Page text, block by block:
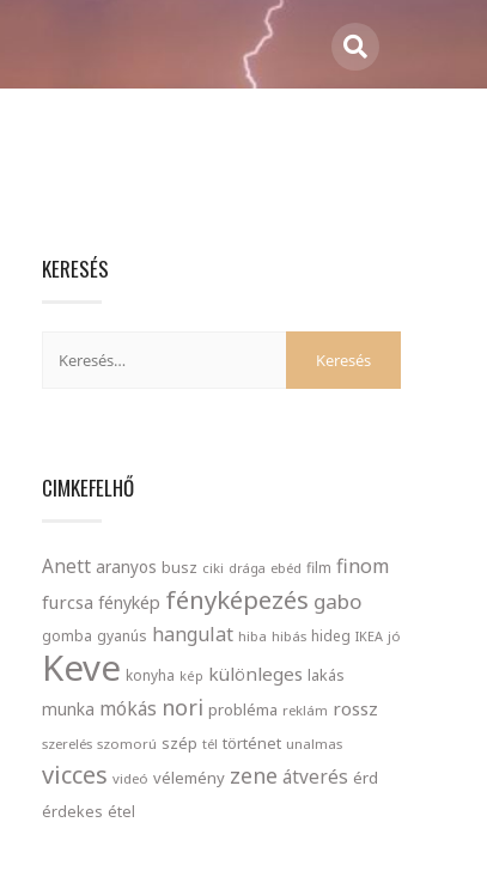
KERESÉS
CIMKEFELHŐ
Anett aranyos busz ciki drága ebéd film finom
furcsa fénykép fényképezés gabo
gomba gyanús hangulat hiba hibás hideg IKEA jó
Keve konyha kép különleges lakás
munka mókás nori probléma reklám rossz
szerelés szomorú szép tél történet unalmas
vicces videó vélemény zene átverés érd
érdekes étel